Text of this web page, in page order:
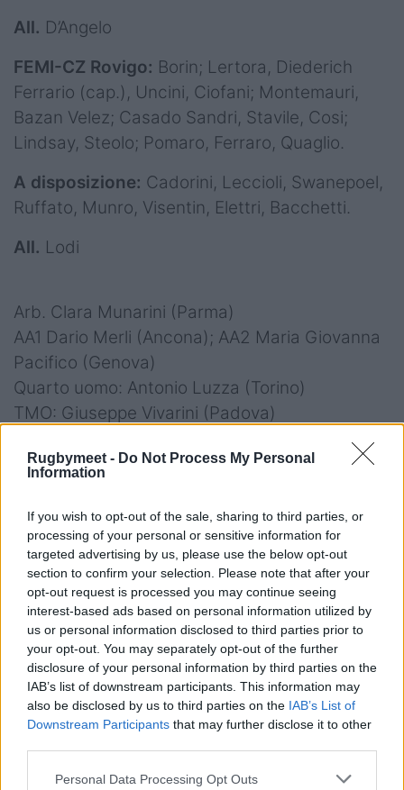
Rugbymeet - Do Not Process My Personal
Information
If you wish to opt-out of the sale, sharing to third parties, or
processing of your personal or sensitive information for
targeted advertising by us, please use the below opt-out
section to confirm your selection. Please note that after your
opt-out request is processed you may continue seeing
interest-based ads based on personal information utilized by
us or personal information disclosed to third parties prior to
your opt-out. You may separately opt-out of the further
disclosure of your personal information by third parties on the
IAB’s list of downstream participants. This information may
also be disclosed by us to third parties on the IAB’s List of
Downstream Participants that may further disclose it to other
Personal Data Processing Opt Outs
All. D’Angelo
FEMI-CZ Rovigo: Borin; Lertora, Diederich
Ferrario (cap.), Uncini, Ciofani; Montemauri,
Bazan Velez; Casado Sandri, Stavile, Cosi;
Lindsay, Steolo; Pomaro, Ferraro, Quaglio.
A disposizione: Cadorini, Leccioli, Swanepoel,
Ruffato, Munro, Visentin, Elettri, Bacchetti.
All. Lodi
Arb. Clara Munarini (Parma)
AA1 Dario Merli (Ancona); AA2 Maria Giovanna
Pacifico (Genova)
Quarto uomo: Antonio Luzza (Torino)
TMO: Giuseppe Vivarini (Padova)
RUGBY PETRARCA v TRANSVECTA
CALVISANO – diretta RAI Sport e Eleven
Sport
Petrarca Rugby:Lyle; Esposito, De Masi,
Broggin, Fou; Ormson, Tebaldi; Montagner,
Trotta (c), Casolari; Ghigo, Galetto; Hughes, Di
Bartolomeo, Borean.
A disposizione:
Spagnolo, Carnio, Bizzotto,